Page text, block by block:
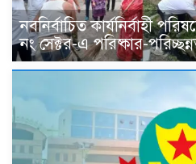
নবনির্বাচিত কার্যনির্বাহী
নং সেক্টর-এ পরিষ্কার-